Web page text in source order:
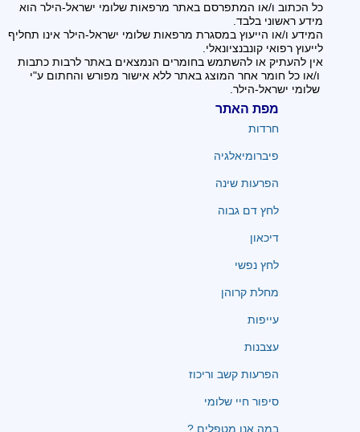
כל הכתוב ו/או המתפרסם באתר מרפאות שלומי ישראל-הילר הוא
מידע ראשוני בלבד.
המידע ו/או הייעוץ במסגרת מרפאות שלומי ישראל-הילר אינו תחליף
לייעוץ רפואי קונבנציונאלי.
אין להעתיק או להשתמש בחומרים הנמצאים באתר לרבות כתבות
ו/או כל חומר אחר המוצג באתר ללא אישור מפורש והחתום ע"י
שלומי ישראל-הילר.
מפת האתר
חרדות
פיברומיאלגיה
הפרעות שינה
לחץ דם גבוה
דיכאון
לחץ נפשי
מחלת קרוהן
עייפות
עצבנות
הפרעות קשב וריכוז
סיפור חיי שלומי
במה אנו מטפלים ?